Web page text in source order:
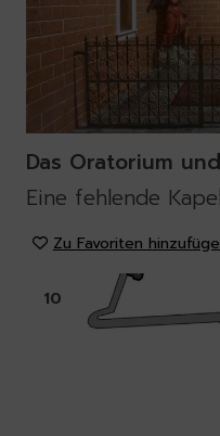
Das Oratorium
Eine fehlende
Zu Favoriten
10